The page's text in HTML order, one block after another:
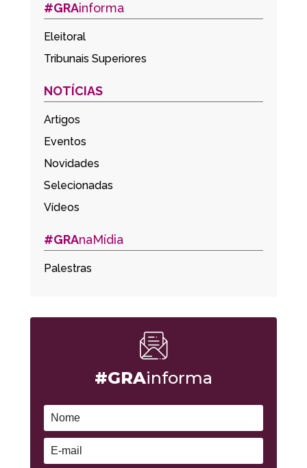
#GRAinforma
Eleitoral
Tribunais Superiores
NOTÍCIAS
Artigos
Eventos
Novidades
Selecionadas
Vídeos
#GRAnaMídia
Palestras
#GRAinforma